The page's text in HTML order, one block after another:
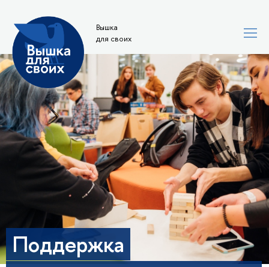
Вышка
для своих
Поддержка